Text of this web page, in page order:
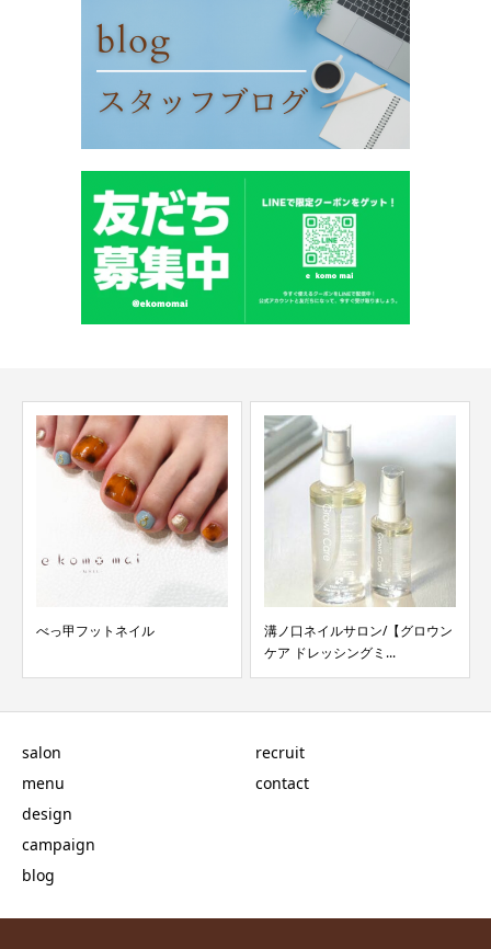
べっ甲フットネイル
溝ノ口ネイルサロン/【グロウン
ケア ドレッシングミ...
salon
menu
design
campaign
blog
recruit
contact